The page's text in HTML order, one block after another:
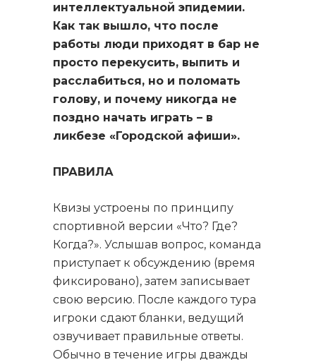
интеллектуальной эпидемии.
Как так вышло, что после
работы люди приходят в бар не
просто перекусить, выпить и
расслабиться, но и поломать
голову, и почему никогда не
поздно начать играть – в
ликбезе «Городской афиши».
ПРАВИЛА
Квизы устроены по принципу
спортивной версии «Что? Где?
Когда?». Услышав вопрос, команда
приступает к обсуждению (время
фиксировано), затем записывает
свою версию. После каждого тура
игроки сдают бланки, ведущий
озвучивает правильные ответы.
Обычно в течение игры дважды